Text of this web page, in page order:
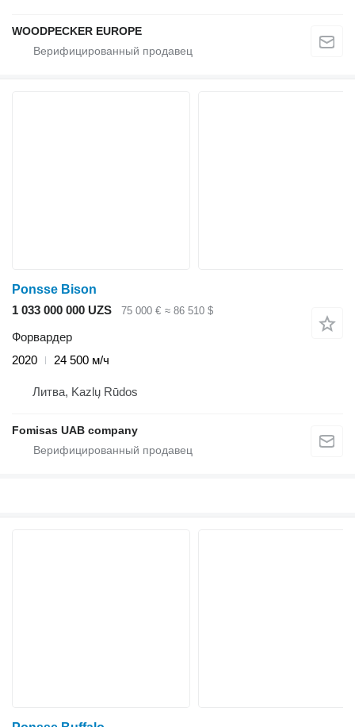
WOODPECKER EUROPE
Ponsse Bison
1 033 000 000 UZS
75 000 € ≈ 86 510 $
Форвардер
2020
24 500 м/ч
Литва, Kazlų Rūdos
Fomisas UAB company